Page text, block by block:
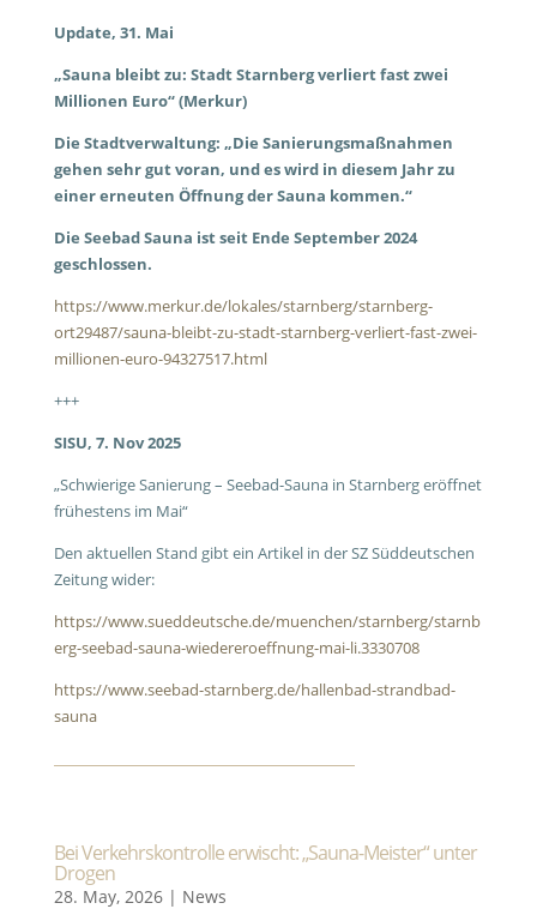
Update, 31. Mai
„Sauna bleibt zu: Stadt Starnberg verliert fast zwei
Millionen Euro“ (Merkur)
Die Stadtverwaltung: „Die Sanierungsmaßnahmen
gehen sehr gut voran, und es wird in diesem Jahr zu
einer erneuten Öffnung der Sauna kommen.“
Die Seebad Sauna ist seit Ende September 2024
geschlossen.
https://www.merkur.de/lokales/starnberg/starnberg-
ort29487/sauna-bleibt-zu-stadt-starnberg-verliert-fast-zwei-
millionen-euro-94327517.html
+++
SISU, 7. Nov 2025
„Schwierige Sanierung – Seebad-Sauna in Starnberg eröffnet
frühestens im Mai“
Den aktuellen Stand gibt ein Artikel in der SZ Süddeutschen
Zeitung wider:
https://www.sueddeutsche.de/muenchen/starnberg/starnb
erg-seebad-sauna-wiedereroeffnung-mai-li.3330708
https://www.seebad-starnberg.de/hallenbad-strandbad-
sauna
Bei Verkehrskontrolle erwischt: „Sauna-Meister“ unter
Drogen
28. May, 2026| News